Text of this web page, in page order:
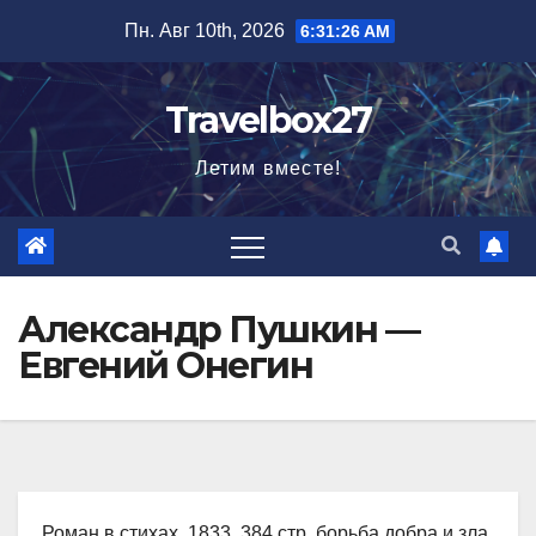
содержимому
Пн. Авг 10th, 2026 6:31:27 AM
Travelbox27
Летим вместе!
Александр Пушкин —
Евгений Онегин